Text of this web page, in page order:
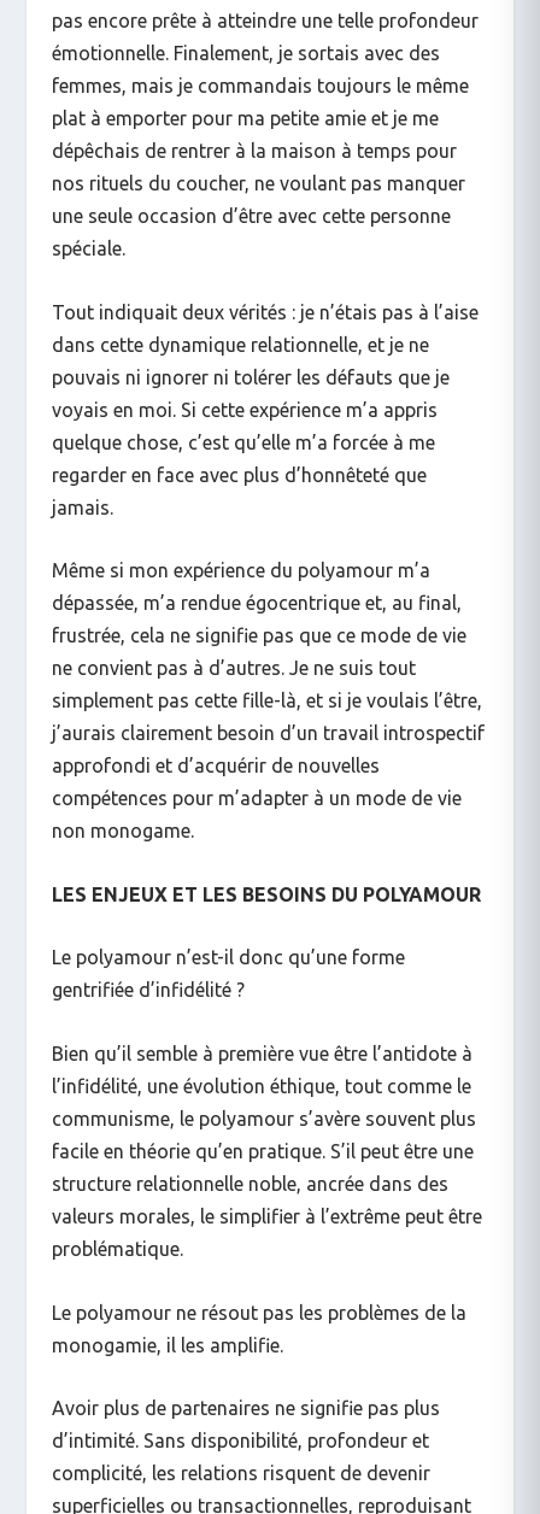
pas encore prête à atteindre une telle profondeur
émotionnelle. Finalement, je sortais avec des
femmes, mais je commandais toujours le même
plat à emporter pour ma petite amie et je me
dépêchais de rentrer à la maison à temps pour
nos rituels du coucher, ne voulant pas manquer
une seule occasion d’être avec cette personne
spéciale.
Tout indiquait deux vérités : je n’étais pas à l’aise
dans cette dynamique relationnelle, et je ne
pouvais ni ignorer ni tolérer les défauts que je
voyais en moi. Si cette expérience m’a appris
quelque chose, c’est qu’elle m’a forcéeà me
regarder en face avec plus d’honnêteté que
jamais.
Même si mon expérience du polyamour m’a
dépassée, m’a rendueégocentrique et, au final,
frustrée, cela ne signifie pas que ce mode de vie
ne convient pas à d’autres. Je ne suis tout
simplement pas cette fille-là, et si je voulais l’être,
j’aurais clairement besoin d’un travail introspectif
approfondi et d’acquérir de nouvelles
compétences pour m’adapter à un mode de vie
non monogame.
LES ENJEUX ET LES BESOINS DU POLYAMOUR
Le polyamour n’est-il donc qu’une forme
gentrifiée d’infidélité ?
Bien qu’il semble à première vue être l’antidote à
l’infidélité, une évolution éthique, tout comme le
communisme, le polyamour s’avère souvent plus
facile en théorie qu’en pratique. S’il peut être une
structure relationnelle noble, ancrée dans des
valeurs morales, le simplifier à l’extrême peut être
problématique.
Le polyamour ne résout pas les problèmes de la
monogamie, il les amplifie.
Avoir plus de partenaires ne signifie pas plus
d’intimité. Sans disponibilité, profondeur et
complicité, les relations risquent de devenir
superficielles ou transactionnelles, reproduisant